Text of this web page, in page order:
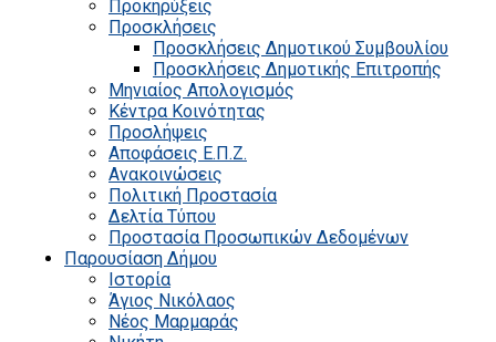
Προκηρύξεις
Προσκλήσεις
Προσκλήσεις Δημοτικού Συμβουλίου
Προσκλήσεις Δημοτικής Επιτροπής
Μηνιαίος Απολογισμός
Κέντρα Κοινότητας
Προσλήψεις
Αποφάσεις Ε.Π.Ζ.
Ανακοινώσεις
Πολιτική Προστασία
Δελτία Τύπου
Προστασία Προσωπικών Δεδομένων
Παρουσίαση Δήμου
Ιστορία
Άγιος Νικόλαος
Νέος Μαρμαράς